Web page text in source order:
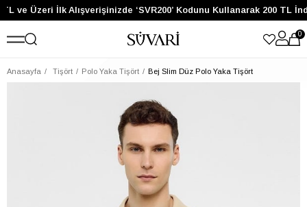
ve Üzeri İlk Alışverişinizde ‘SVR200’ Kodunu Kullanarak 200 TL
0
Anasayfa Tişört Polo Yaka Tişört Bej Slim Düz Polo Yaka Tişört